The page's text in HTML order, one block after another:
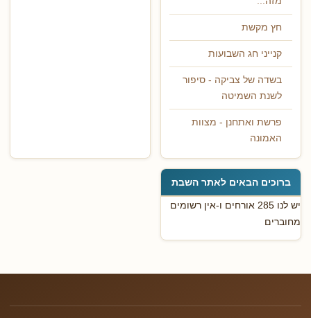
חץ מקשת
קנייני חג השבועות
בשדה של צביקה - סיפור
לשנת השמיטה
פרשת ואתחנן - מצוות
האמונה
ברוכים הבאים לאתר השבת
יש לנו 285 אורחים ו-אין רשומים
מחוברים